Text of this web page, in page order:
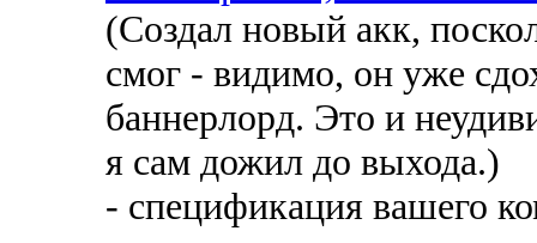
(Создал новый акк,
смог - видимо, он уже
баннерлорд. Это и
я сам дожил до выхода.)
- спецификация вашего